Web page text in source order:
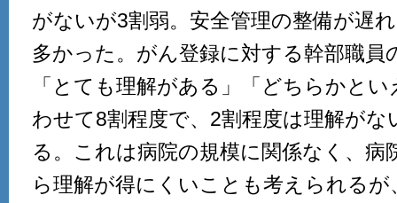
がないが3割弱。安全管理の整備が遅
多かった。がん登録に対する幹部職員
「とても理解がある」「どちらかと
わせて8割程度で、2割程度は理解が
る。これは病院の規模に関係なく、病
ら理解が得にくいことも考えられる